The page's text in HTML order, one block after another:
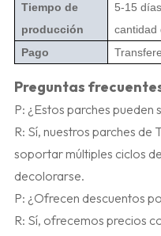
Tiempo de
producción
5-15
cantidad
Pago
Preguntas
P: ¿Estos parches
R: Sí, nuestros parches de
soportar múltiples ciclos
decolorarse.
P: ¿Ofrecen descuentos
R: Sí, ofrecemos precios